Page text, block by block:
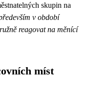
skupin na
v období
reagovat na měnící
míst